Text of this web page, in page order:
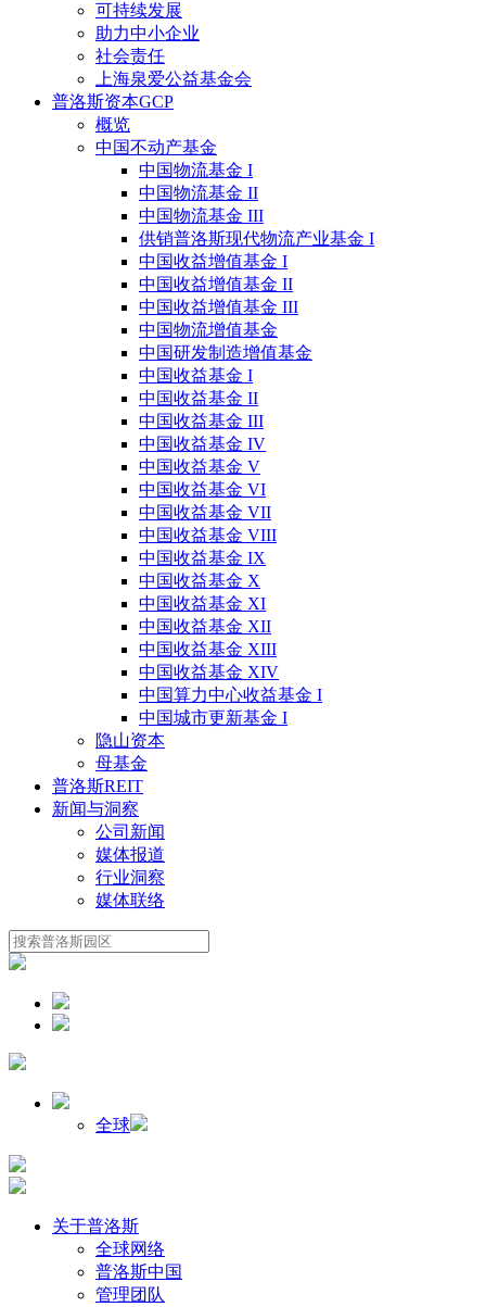
可持续发展
助力中小企业
社会责任
上海泉爱公益基金会
普洛斯资本GCP
概览
中国不动产基金
中国物流基金 I
中国物流基金 II
中国物流基金 III
供销普洛斯现代物流产业基金 I
中国收益增值基金 I
中国收益增值基金 II
中国收益增值基金 III
中国物流增值基金
中国研发制造增值基金
中国收益基金 I
中国收益基金 II
中国收益基金 III
中国收益基金 IV
中国收益基金 V
中国收益基金 VI
中国收益基金 VII
中国收益基金 VIII
中国收益基金 IX
中国收益基金 X
中国收益基金 XI
中国收益基金 XII
中国收益基金 XIII
中国收益基金 XIV
中国算力中心收益基金 I
中国城市更新基金 I
隐山资本
母基金
普洛斯REIT
新闻与洞察
公司新闻
媒体报道
行业洞察
媒体联络
全球
关于普洛斯
全球网络
普洛斯中国
管理团队